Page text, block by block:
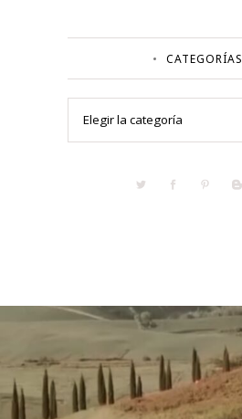
CATEGORÍAS